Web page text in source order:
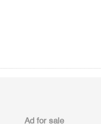
Ad for sale